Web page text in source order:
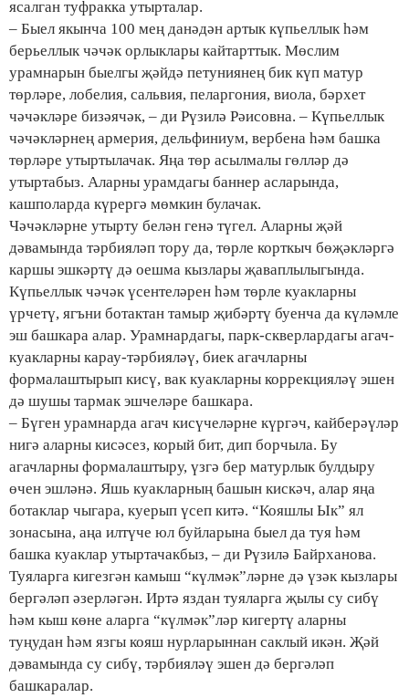
ясалган туфракка утырталар.
– Быел якынча 100 мең данәдән артык күпьеллык һәм
берьеллык чәчәк орлыклары кайтарттык. Мөслим
урамнарын быелгы җәйдә петуниянең бик күп матур
төрләре, лобелия, сальвия, пеларгония, виола, бәрхет
чәчәкләре бизәячәк, – ди Рүзилә Рәисовна. – Күпьеллык
чәчәкләрнең армерия, дельфиниум, вербена һәм башка
төрләре утыртылачак. Яңа төр асылмалы гөлләр дә
утыртабыз. Аларны урамдагы баннер асларында,
кашполарда күрергә мөмкин булачак.
Чәчәкләрне утырту белән генә түгел. Аларны җәй
дәвамында тәрбияләп тору да, төрле корткыч бөҗәкләргә
каршы эшкәртү дә оешма кызлары җаваплылыгында.
Күпьеллык чәчәк үсентеләрен һәм төрле куакларны
үрчетү, ягъни ботактан тамыр җибәртү буенча да күләмле
эш башкара алар. Урамнардагы, парк-скверлардагы агач-
куакларны карау-тәрбияләү, биек агачларны
формалаштырып кисү, вак куакларны коррекцияләү эшен
дә шушы тармак эшчеләре башкара.
– Бүген урамнарда агач кисүчеләрне күргәч, кайберәүләр
нигә аларны кисәсез, корый бит, дип борчыла. Бу
агачларны формалаштыру, үзгә бер матурлык булдыру
өчен эшләнә. Яшь куакларның башын кискәч, алар яңа
ботаклар чыгара, куерып үсеп китә. “Кояшлы Ык” ял
зонасына, аңа илтүче юл буйларына быел да туя һәм
башка куаклар утыртачакбыз, – ди Рүзилә Байрханова.
Туяларга кигезгән камыш “күлмәк”ләрне дә үзәк кызлары
бергәләп әзерләгән. Иртә яздан туяларга җылы су сибү
һәм кыш көне аларга “күлмәк”ләр кигертү аларны
туңудан һәм язгы кояш нурларыннан саклый икән. Җәй
дәвамында су сибү, тәрбияләү эшен дә бергәләп
башкаралар.